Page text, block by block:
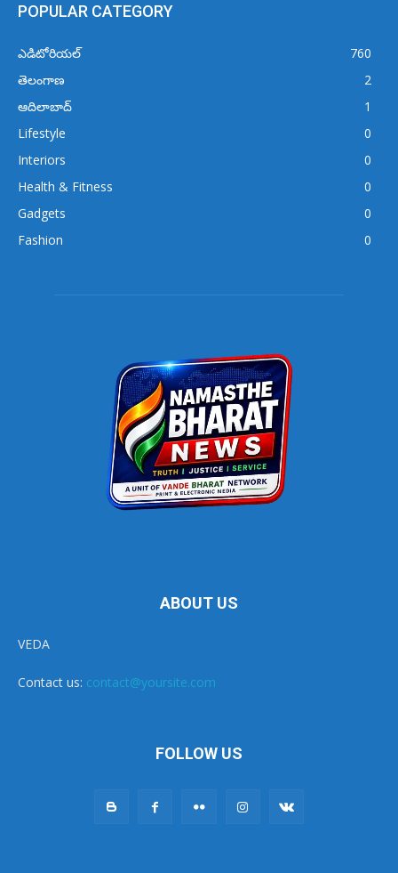
POPULAR CATEGORY
ఎడిటోరియల్
760
తెలంగాణ
2
ఆదిలాబాద్
1
Lifestyle
0
Interiors
0
Health & Fitness
0
Gadgets
0
Fashion
0
ABOUT US
VEDA
Contact us: contact@yoursite.com
FOLLOW US